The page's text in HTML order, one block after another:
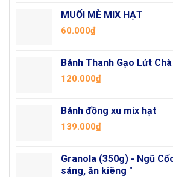
MUỐI MÈ MIX HẠT
60.000₫
Bánh Thanh Gạo Lứt
120.000₫
Bánh đồng xu mix hạt
139.000₫
Granola (350g) - Ngũ
sáng, ăn kiêng "